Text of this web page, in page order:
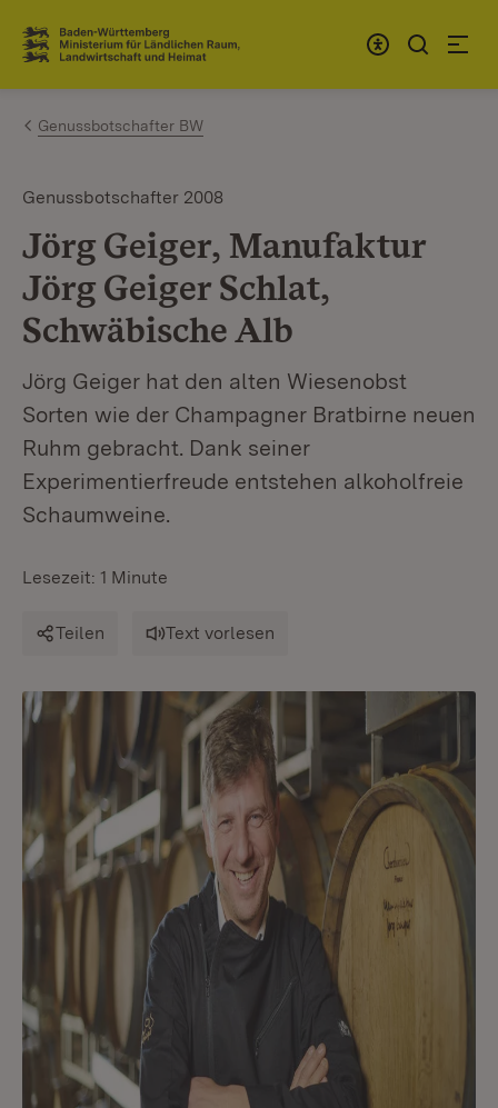
Zum Inhalt springen
Link zur Startseite
Genussbotschafter BW
Genussbotschafter 2008
Jörg Geiger, Manufaktur
Jörg Geiger Schlat,
Schwäbische Alb
Jörg Geiger hat den alten Wiesenobst
Sorten wie der Champagner Bratbirne neuen
Ruhm gebracht. Dank seiner
Experimentierfreude entstehen alkoholfreie
Schaumweine.
Lesezeit: 1 Minute
Teilen Text vorlesen